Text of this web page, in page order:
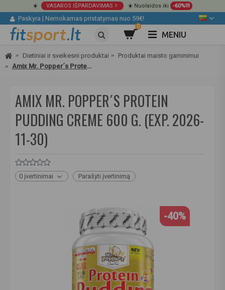
☀️ VASAROS IŠPARDAVIMAS ☀️ Nuolaidos iki -60%!!!
Paskyra | Nemokamas pristatymas nuo 59€!
0
MENIU
Dietiniai ir sveikesni produktai
Produktai maisto gaminimui
Amix Mr. Popper´s Protein Pudding Creme 600 g.
AMIX MR. POPPER´S PROTEIN
PUDDING CREME 600 G. (EXP. 2026-
11-30)
0 įvertinimai Parašyti įvertinimą
-40%